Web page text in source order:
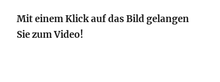
Mit einem Klick auf das Bild gelangen
Sie zum Video!